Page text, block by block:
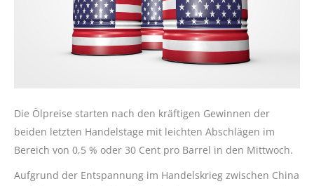
Die Ölpreise starten nach den kräftigen Gewinnen der
beiden letzten Handelstage mit leichten Abschlägen im
Bereich von 0,5 % oder 30 Cent pro Barrel in den Mittwoch.
Aufgrund der Entspannung im Handelskrieg zwischen China